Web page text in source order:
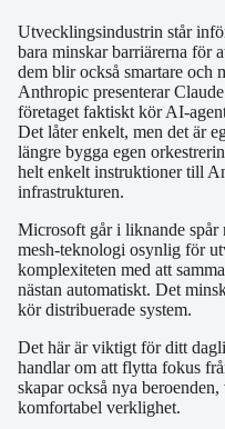
Utvecklingsindustrin står
bara minskar barriärerna för
dem blir också smartare och
Anthropic presenterar
företaget faktiskt kör AI-
Det låter enkelt, men det är
längre bygga egen
helt enkelt instruktioner till
infrastrukturen.
Microsoft går i liknande spår
mesh-teknologi osynlig för
komplexiteten med att
nästan automatiskt. Det
kör distribuerade system.
Det här är viktigt för ditt
handlar om att flytta fokus
skapar också nya
komfortabel verklighet.